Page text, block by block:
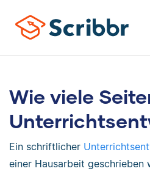
Wie viele
Ein schriftlicher
einer Hausarbeit geschrieben